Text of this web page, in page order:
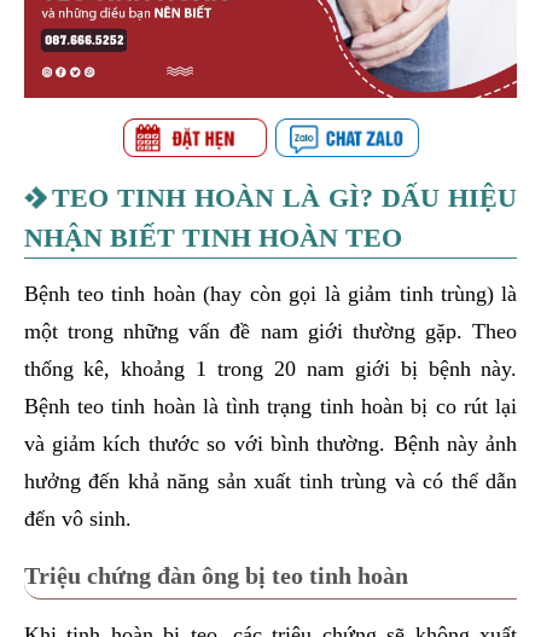
TEO TINH HOÀN LÀ GÌ? DẤU HIỆU
NHẬN BIẾT TINH HOÀN TEO
Bệnh teo tinh hoàn (hay còn gọi là giảm tinh trùng) là
một trong những vấn đề nam giới thường gặp. Theo
thống kê, khoảng 1 trong 20 nam giới bị bệnh này.
Bệnh teo tinh hoàn là tình trạng tinh hoàn bị co rút lại
và giảm kích thước so với bình thường. Bệnh này ảnh
hưởng đến khả năng sản xuất tinh trùng và có thể dẫn
đến vô sinh.
Triệu chứng đàn ông bị teo tinh hoàn